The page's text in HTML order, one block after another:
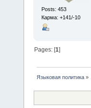
Posts: 453
Карма: +141/-10
Pages: [1]
Языковая политика»